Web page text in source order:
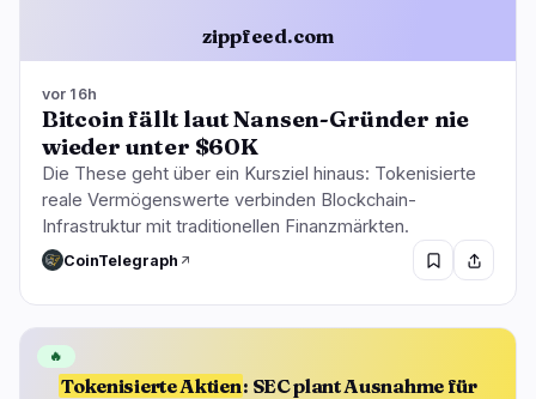
zippfeed.com
vor 16h
Bitcoin fällt laut Nansen-Gründer nie
wieder unter $60K
Die These geht über ein Kursziel hinaus: Tokenisierte
reale Vermögenswerte verbinden Blockchain-
Infrastruktur mit traditionellen Finanzmärkten.
CoinTelegraph
Tokenisierte Aktien: SEC plant Ausnahme für
🔥